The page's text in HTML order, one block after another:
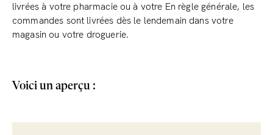
livrées à votre pharmacie ou à votre En règle générale, les
commandes sont livrées dès le lendemain dans votre
magasin ou votre droguerie.
Voici un aperçu :